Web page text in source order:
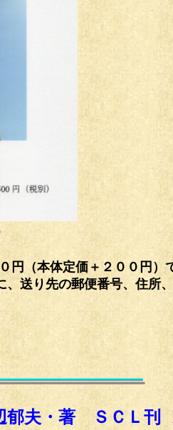
本体定価＋２００円）で
送り先の郵便番号、住所
夫・著 ＳＣＬ刊